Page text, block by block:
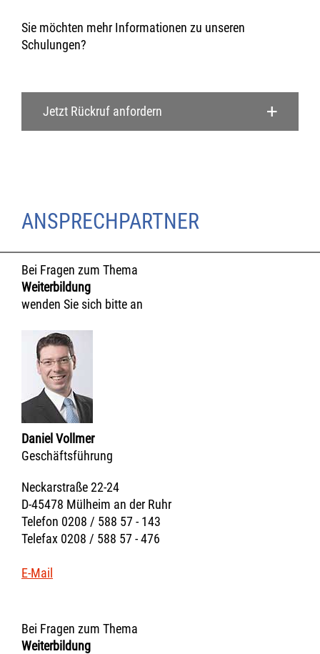
Sie möchten mehr Informationen zu unseren
Schulungen?
Jetzt Rückruf anfordern
ANSPRECHPARTNER
Bei Fragen zum Thema
Weiterbildung
wenden Sie sich bitte an
Daniel Vollmer
Geschäftsführung
Neckarstraße 22-24
D-45478 Mülheim an der Ruhr
Telefon 0208 / 588 57 - 143
Telefax 0208 / 588 57 - 476
E-Mail
Bei Fragen zum Thema
Weiterbildung